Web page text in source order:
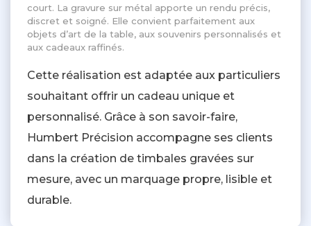
court. La gravure sur métal apporte un rendu précis,
discret et soigné. Elle convient parfaitement aux
objets d’art de la table, aux souvenirs personnalisés et
aux cadeaux raffinés.
Cette réalisation est adaptée aux particuliers
souhaitant offrir un cadeau unique et
personnalisé. Grâce à son savoir-faire,
Humbert Précision accompagne ses clients
dans la création de timbales gravées sur
mesure, avec un marquage propre, lisible et
durable.